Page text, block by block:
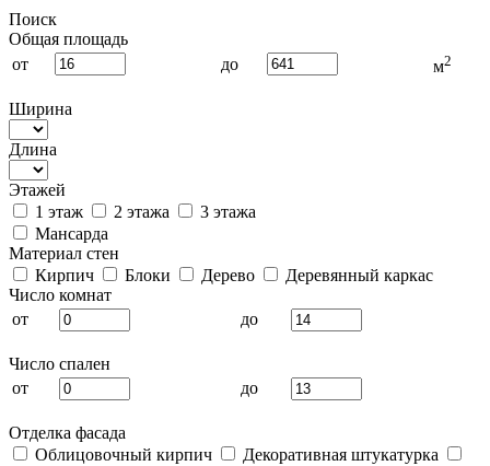
Поиск
Общая площадь
от
до м2
Ширина
Длина
Этажей
1 этаж
2 этажа
3 этажа
Мансарда
Материал стен
Кирпич
Блоки Дерево
Деревянный каркас
Число комнат
от
до
Число спален
от
до
Отделка фасада
Облицовочный кирпич
Декоративная штукатурка